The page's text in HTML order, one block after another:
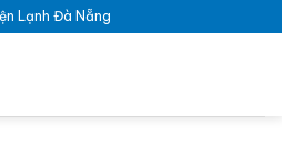
Lạnh Đà Nẵng